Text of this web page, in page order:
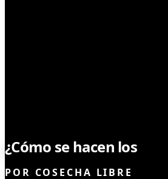
¿Cómo se hacen los
POR COSECHA LIBRE